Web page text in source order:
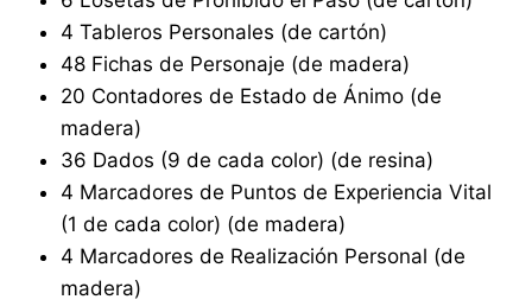
4 Tableros Personales (de cartón)
48 Fichas de Personaje (de madera)
20 Contadores de Estado de Ánimo (de
madera)
36 Dados (9 de cada color) (de resina)
4 Marcadores de Puntos de Experiencia Vital
(1 de cada color) (de madera)
4 Marcadores de Realización Personal (de
madera)